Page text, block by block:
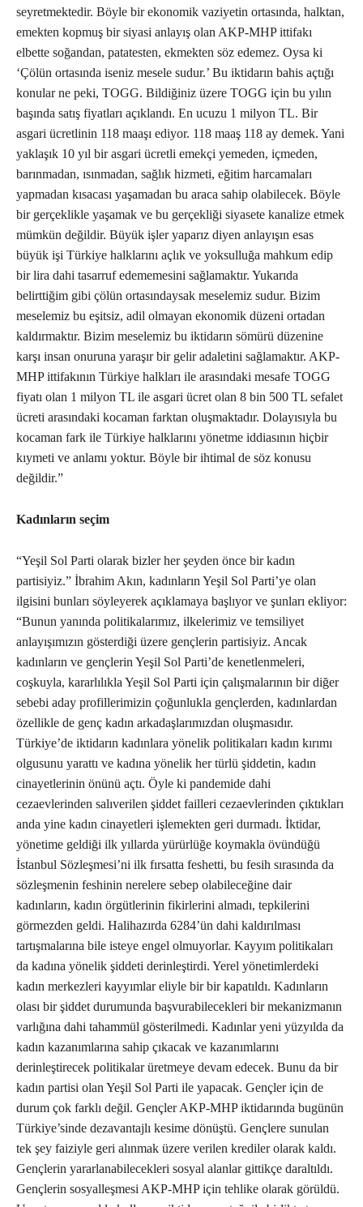
seyretmektedir. Böyle bir ekonomik vaziyetin ortasında, halktan,
emekten kopmuş bir siyasi anlayış olan AKP-MHP ittifakı
elbette soğandan, patatesten, ekmekten söz edemez. Oysa ki
‘Çölün ortasında iseniz mesele sudur.’ Bu iktidarın bahis açtığı
konular ne peki, TOGG. Bildiğiniz üzere TOGG için bu yılın
başında satış fiyatları açıklandı. En ucuzu 1 milyon TL. Bir
asgari ücretlinin 118 maaşı ediyor. 118 maaş 118 ay demek. Yani
yaklaşık 10 yıl bir asgari ücretli emekçi yemeden, içmeden,
barınmadan, ısınmadan, sağlık hizmeti, eğitim harcamaları
yapmadan kısacası yaşamadan bu araca sahip olabilecek. Böyle
bir gerçeklikle yaşamak ve bu gerçekliği siyasete kanalize etmek
mümkün değildir. Büyük işler yaparız diyen anlayışın esas
büyük işi Türkiye halklarını açlık ve yoksulluğa mahkum edip
bir lira dahi tasarruf edememesini sağlamaktır. Yukarıda
belirttiğim gibi çölün ortasındaysak meselemiz sudur. Bizim
meselemiz bu eşitsiz, adil olmayan ekonomik düzeni ortadan
kaldırmaktır. Bizim meselemiz bu iktidarın sömürü düzenine
karşı insan onuruna yaraşır bir gelir adaletini sağlamaktır. AKP-
MHP ittifakının Türkiye halkları ile arasındaki mesafe TOGG
fiyatı olan 1 milyon TL ile asgari ücret olan 8 bin 500 TL sefalet
ücreti arasındaki kocaman farktan oluşmaktadır. Dolayısıyla bu
kocaman fark ile Türkiye halklarını yönetme iddiasının hiçbir
kıymeti ve anlamı yoktur. Böyle bir ihtimal de söz konusu
değildir.”
Kadınların seçim
“Yeşil Sol Parti olarak bizler her şeyden önce bir kadın
partisiyiz.” İbrahim Akın, kadınların Yeşil Sol Parti’ye olan
ilgisini bunları söyleyerek açıklamaya başlıyor ve şunları ekliyor:
“Bunun yanında politikalarımız, ilkelerimiz ve temsiliyet
anlayışımızın gösterdiği üzere gençlerin partisiyiz. Ancak
kadınların ve gençlerin Yeşil Sol Parti’de kenetlenmeleri,
coşkuyla, kararlılıkla Yeşil Sol Parti için çalışmalarının bir diğer
sebebi aday profillerimizin çoğunlukla gençlerden, kadınlardan
özellikle de genç kadın arkadaşlarımızdan oluşmasıdır.
Türkiye’de iktidarın kadınlara yönelik politikaları kadın kırımı
olgusunu yarattı ve kadına yönelik her türlü şiddetin, kadın
cinayetlerinin önünü açtı. Öyle ki pandemide dahi
cezaevlerinden salıverilen şiddet failleri cezaevlerinden çıktıkları
anda yine kadın cinayetleri işlemekten geri durmadı. İktidar,
yönetime geldiği ilk yıllarda yürürlüğe koymakla övündüğü
İstanbul Sözleşmesi’ni ilk fırsatta feshetti, bu fesih sırasında da
sözleşmenin feshinin nerelere sebep olabileceğine dair
kadınların, kadın örgütlerinin fikirlerini almadı, tepkilerini
görmezden geldi. Halihazırda 6284’ün dahi kaldırılması
tartışmalarına bile isteye engel olmuyorlar. Kayyım politikaları
da kadına yönelik şiddeti derinleştirdi. Yerel yönetimlerdeki
kadın merkezleri kayyımlar eliyle bir bir kapatıldı. Kadınların
olası bir şiddet durumunda başvurabilecekleri bir mekanizmanın
varlığına dahi tahammül gösterilmedi. Kadınlar yeni yüzyılda da
kadın kazanımlarına sahip çıkacak ve kazanımlarını
derinleştirecek politikalar üretmeye devam edecek. Bunu da bir
kadın partisi olan Yeşil Sol Parti ile yapacak. Gençler için de
durum çok farklı değil. Gençler AKP-MHP iktidarında bugünün
Türkiye’sinde dezavantajlı kesime dönüştü. Gençlere sunulan
tek şey faiziyle geri alınmak üzere verilen krediler olarak kaldı.
Gençlerin yararlanabilecekleri sosyal alanlar gittikçe daraltıldı.
Gençlerin sosyalleşmesi AKP-MHP için tehlike olarak görüldü.